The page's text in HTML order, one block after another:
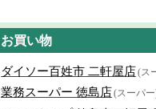
お買い物
ダイソー百姓市 二軒屋店(ス
業務スーパー 徳島店(スーパ